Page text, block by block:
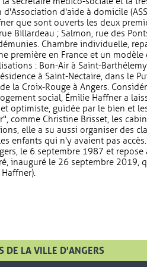
d'aide à domicile
que sont ouverts les deux
Billardeau ; Salmon, rue des
Chambre individuelle,
première en France et un modèle
: Bon-Air à Saint-
à Saint-Nectaire, dans le
la Croix-Rouge à Angers.
social, Émilie Haffner a
optimiste, guidée par le bien et
comme Christine Brisset, les
elle a su aussi organiser des
enfants qui n'y avaient pas
le 6 septembre 1987 et repose
inauguré le 26 septembre 2019,
Haffner).
DE LA VILLE D'ANGERS